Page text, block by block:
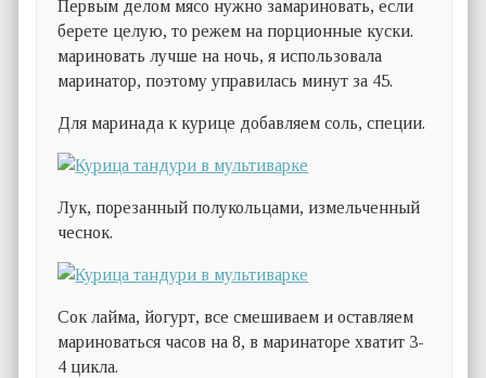
Первым делом мясо нужно замариновать, если
берете целую, то режем на порционные куски.
мариновать лучше на ночь, я использовала
маринатор, поэтому управилась минут за 45.
Для маринада к курице добавляем соль, специи.
Лук, порезанный полукольцами, измельченный
чеснок.
Сок лайма, йогурт, все смешиваем и оставляем
мариноваться часов на 8, в маринаторе хватит 3-
4 цикла.